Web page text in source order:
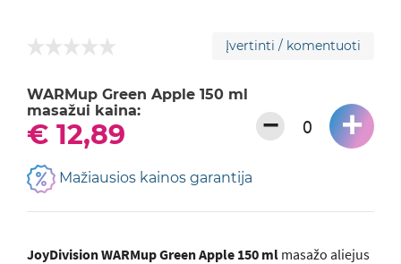
Įvertinti / komentuoti
WARMup Green Apple 150 ml
masažui kaina:
€ 12,89 − +
Mažiausios kainos garantija
JoyDivision WARMup Green Apple 150 ml masažo aliejus